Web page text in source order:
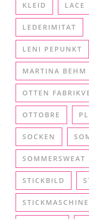
KLEID LACE
LEDERIMITAT
LENI PEPUNKT
MARTINA BEHM
OTTEN
OTTOBRE
SOCKEN
SOMMERSWEAT
STICKBILD
STICKMASCHINE